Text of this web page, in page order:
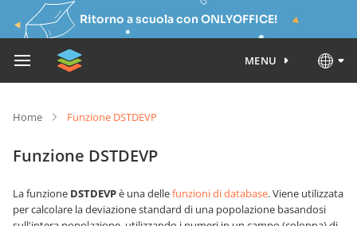
Ritorno a scuola con ONLYOFFICE!
MENU
Home Funzione DSTDEVP
Funzione DSTDEVP
La funzione DSTDEVPè una dellefunzioni di database. Viene utilizzata
per calcolare la deviazione standard di una popolazione basandosi